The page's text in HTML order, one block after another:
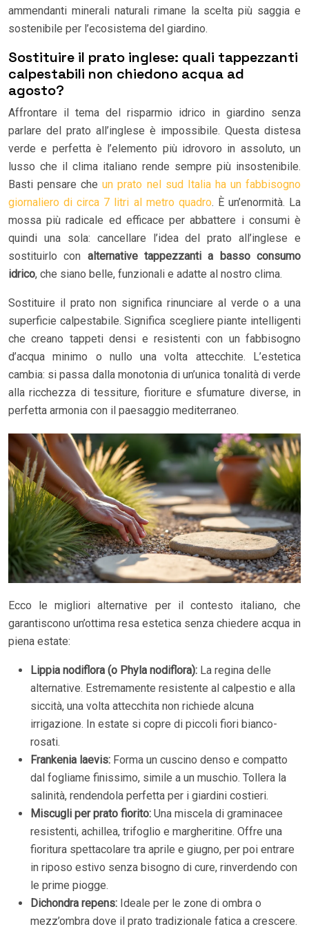
ammendanti minerali naturali rimane la scelta più saggia e
sostenibile per l’ecosistema del giardino.
Sostituire il prato inglese: quali tappezzanti
calpestabili non chiedono acqua ad
agosto?
Affrontare il tema del risparmio idrico in giardino senza
parlare del prato all’inglese è impossibile. Questa distesa
verde e perfetta è l’elemento più idrovoro in assoluto, un
lusso che il clima italiano rende sempre più insostenibile.
Basti pensare cheun prato nel sud Italia ha un fabbisogno
giornaliero di circa 7 litri al metro quadro. È un’enormità. La
mossa più radicale ed efficace per abbattere i consumi è
quindi una sola: cancellare l’idea del prato all’inglese e
sostituirlo con alternative tappezzanti a basso consumo
idrico, che siano belle, funzionali e adatte al nostro clima.
Sostituire il prato non significa rinunciare al verde o a una
superficie calpestabile. Significa scegliere piante intelligenti
che creano tappeti densi e resistenti con un fabbisogno
d’acqua minimo o nullo una volta attecchite. L’estetica
cambia: si passa dalla monotonia di un’unica tonalità di verde
alla ricchezza di tessiture, fioriture e sfumature diverse, in
perfetta armonia con il paesaggio mediterraneo.
Ecco le migliori alternative per il contesto italiano, che
garantiscono un’ottima resa estetica senza chiedere acqua in
piena estate:
Lippia nodiflora (o Phyla nodiflora): La regina delle
alternative. Estremamente resistente al calpestio e alla
siccità, una volta attecchita non richiede alcuna
irrigazione. In estate si copre di piccoli fiori bianco-
rosati.
Frankenia laevis: Forma un cuscino denso e compatto
dal fogliame finissimo, simile a un muschio. Tollera la
salinità, rendendola perfetta per i giardini costieri.
Miscugli per prato fiorito: Una miscela di graminacee
resistenti, achillea, trifoglio e margheritine. Offre una
fioritura spettacolare tra aprile e giugno, per poi entrare
in riposo estivo senza bisogno di cure, rinverdendo con
le prime piogge.
Dichondra repens: Ideale per le zone di ombra o
mezz’ombra dove il prato tradizionale fatica a crescere.